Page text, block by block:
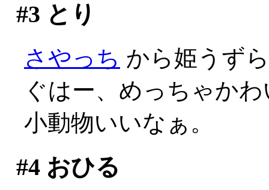
#3 とり
さやっち から姫うず
ぐはー、めっちゃか
小動物いいなぁ。
#4おひる